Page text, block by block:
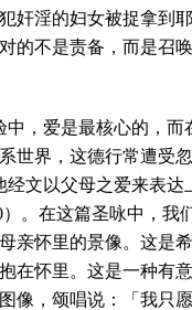
奸淫的妇女被捉拿到
的不是责备，而是召
，爱是最核心的，
世界，这德行常遭受
文以父母之爱来表
）。在这篇圣咏中，我
亲怀里的景像。这是
在怀里。这是一种有
像，颂唱说：「我只